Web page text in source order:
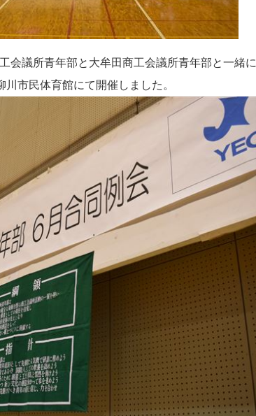
会議所青年部と大牟田商工会議所青年部と一緒に
市民体育館にて開催しました。